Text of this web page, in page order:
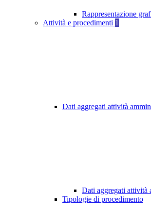
Rappresentazione
Attività e procedimenti 1
Dati aggregati attività
Dati aggregati attività
Tipologie di procedimento